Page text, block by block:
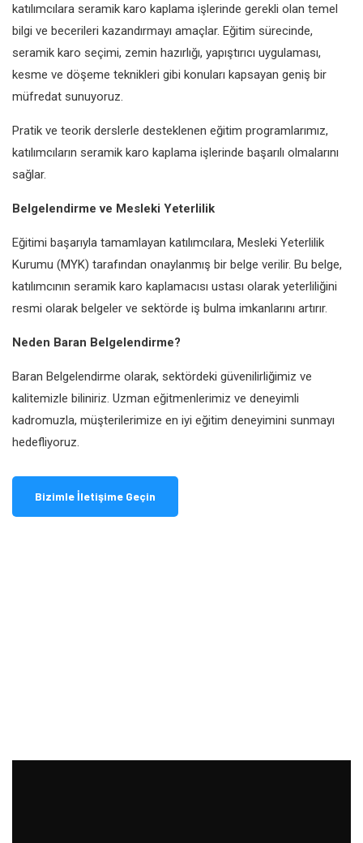
katılımcılara seramik karo kaplama işlerinde gerekli olan temel
bilgi ve becerileri kazandırmayı amaçlar. Eğitim sürecinde,
seramik karo seçimi, zemin hazırlığı, yapıştırıcı uygulaması,
kesme ve döşeme teknikleri gibi konuları kapsayan geniş bir
müfredat sunuyoruz.
Pratik ve teorik derslerle desteklenen eğitim programlarımız,
katılımcıların seramik karo kaplama işlerinde başarılı olmalarını
sağlar.
Belgelendirme ve Mesleki Yeterlilik
Eğitimi başarıyla tamamlayan katılımcılara, Mesleki Yeterlilik
Kurumu (MYK) tarafından onaylanmış bir belge verilir. Bu belge,
katılımcının seramik karo kaplamacısı ustası olarak yeterliliğini
resmi olarak belgeler ve sektörde iş bulma imkanlarını artırır.
Neden Baran Belgelendirme?
Baran Belgelendirme olarak, sektördeki güvenilirliğimiz ve
kalitemizle biliniriz. Uzman eğitmenlerimiz ve deneyimli
kadromuzla, müşterilerimize en iyi eğitim deneyimini sunmayı
hedefliyoruz.
Bizimle İletişime Geçin